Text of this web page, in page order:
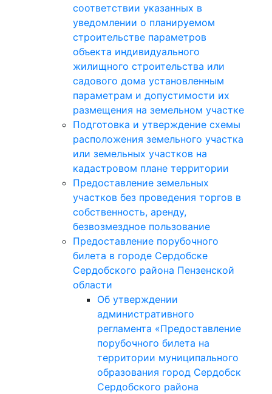
соответствии указанных в
уведомлении о планируемом
строительстве параметров
объекта индивидуального
жилищного строительства или
садового дома установленным
параметрам и допустимости их
размещения на земельном участке
Подготовка и утверждение схемы
расположения земельного участка
или земельных участков на
кадастровом плане территории
Предоставление земельных
участков без проведения торгов в
собственность, аренду,
безвозмездное пользование
Предоставление порубочного
билета в городе Сердобске
Сердобского района Пензенской
области
Об утверждении
административного
регламента «Предоставление
порубочного билета на
территории муниципального
образования город Сердобск
Сердобского района